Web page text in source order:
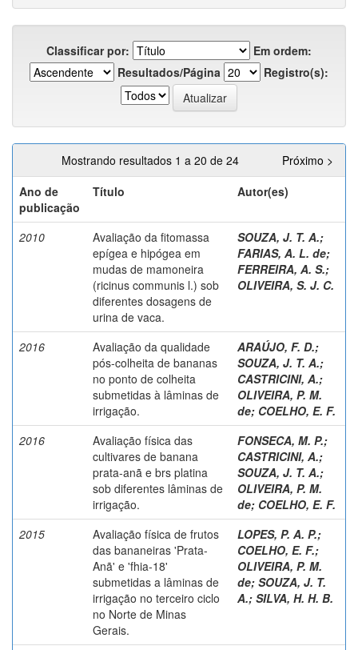
Classificar por:
Em ordem:
Resultados/Página
Registro(s):
Mostrando resultados 1 a 20 de 24
Próximo >
Ano de
publicação
Título Autor(es)
2010
Avaliação da fitomassa
epígea e hipógea em
mudas de mamoneira
(ricinus communis l.) sob
diferentes dosagens de
urina de vaca.
SOUZA, J. T. A.;
FARIAS, A. L. de;
FERREIRA, A. S.;
OLIVEIRA, S. J. C.
2016
Avaliação da qualidade
pós-colheita de bananas
no ponto de colheita
submetidas à lâminas de
irrigação.
ARAÚJO, F. D.;
SOUZA, J. T. A.;
CASTRICINI, A.;
OLIVEIRA, P. M.
de; COELHO, E. F.
2016
Avaliação física das
cultivares de banana
prata-anã e brs platina
sob diferentes lâminas de
irrigação.
FONSECA, M. P.;
CASTRICINI, A.;
SOUZA, J. T. A.;
OLIVEIRA, P. M.
de; COELHO, E. F.
2015
Avaliação física de frutos
das bananeiras 'Prata-
Anã' e 'fhia-18'
submetidas a lâminas de
irrigação no terceiro ciclo
no Norte de Minas
Gerais.
LOPES, P. A. P.;
COELHO, E. F.;
OLIVEIRA, P. M.
de; SOUZA, J. T.
A.; SILVA, H. H. B.